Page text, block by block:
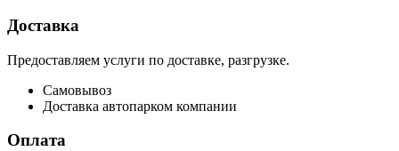
Доставка
Предоставляем услуги по доставке, разгрузке.
Самовывоз
Доставка автопарком компании
Оплата